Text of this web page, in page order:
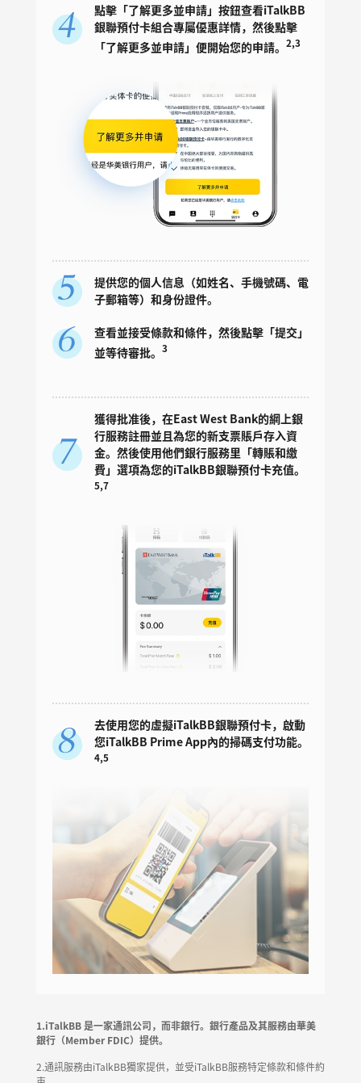
點擊「了解更多並申請」按鈕查看iTalkBB
銀聯預付卡組合專屬優惠詳情，然後點擊
「了解更多並申請」便開始您的申請。 2,3
提供您的個人信息（如姓名、手機號碼、電
子郵箱等）和身份證件。
查看並接受條款和條件，然後點擊「提交」
並等待審批。 3
獲得批准後，在East West Bank的網上銀
行服務註冊並且為您的新支票賬戶存入資
金。然後使用他們銀行服務里「轉賬和繳
費」選項為您的iTalkBB銀聯預付卡充值。
5,7
去使用您的虛擬iTalkBB銀聯預付卡，啟動
您iTalkBB Prime App內的掃碼支付功能。
4,5
1.iTalkBB 是一家通訊公司，而非銀行。銀行產品及其服務由華美
銀行（Member FDIC）提供。
2.通訊服務由iTalkBB獨家提供，並受iTalkBB服務特定條款和條件約